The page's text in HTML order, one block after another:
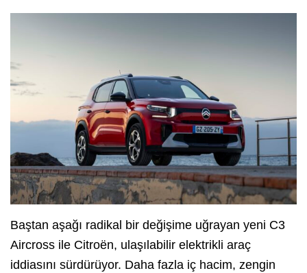
Baştan aşağı radikal bir değişime uğrayan yeni C3
Aircross ile Citroën, ulaşılabilir elektrikli araç
iddiasını sürdürüyor. Daha fazla iç hacim, zengin